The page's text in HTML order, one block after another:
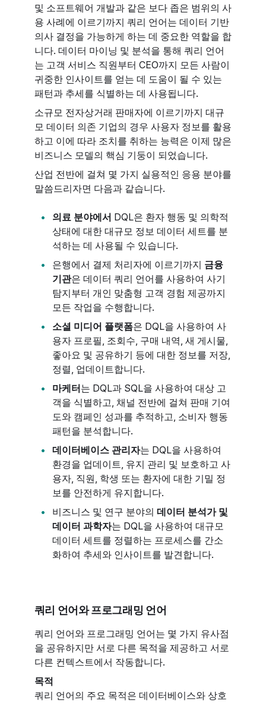
및 소프트웨어 개발과 같은 보다 좁은 범위의 사
용 사례에 이르기까지 쿼리 언어는 데이터 기반
의사 결정을 가능하게 하는 데 중요한 역할을 합
니다. 데이터 마이닝 및 분석을 통해 쿼리 언어
는 고객 서비스 직원부터 CEO까지 모든 사람이
귀중한 인사이트를 얻는 데 도움이 될 수 있는
패턴과 추세를 식별하는 데 사용됩니다.
소규모 전자상거래 판매자에 이르기까지 대규
모 데이터 의존 기업의 경우 사용자 정보를 활용
하고 이에 따라 조치를 취하는 능력은 이제 많은
비즈니스 모델의 핵심 기둥이 되었습니다.
산업 전반에 걸쳐 몇 가지 실용적인 응용 분야를
말씀드리자면 다음과 같습니다.
의료 분야에서 DQL은 환자 행동 및 의학적
상태에 대한 대규모 정보 데이터 세트를 분
석하는 데 사용될 수 있습니다.
은행에서 결제 처리자에 이르기까지 금융
기관은 데이터 쿼리 언어를 사용하여 사기
탐지부터 개인 맞춤형 고객 경험 제공까지
모든 작업을 수행합니다.
소셜 미디어 플랫폼은 DQL을 사용하여 사
용자 프로필, 조회수, 구매 내역, 새 게시물,
좋아요 및 공유하기 등에 대한 정보를 저장,
정렬, 업데이트합니다.
마케터는 DQL과 SQL을 사용하여 대상 고
객을 식별하고, 채널 전반에 걸쳐 판매 기여
도와 캠페인 성과를 추적하고, 소비자 행동
패턴을 분석합니다.
데이터베이스 관리자는 DQL을 사용하여
환경을 업데이트, 유지 관리 및 보호하고 사
용자, 직원, 학생 또는 환자에 대한 기밀 정
보를 안전하게 유지합니다.
비즈니스 및 연구 분야의 데이터 분석가 및
데이터 과학자는 DQL을 사용하여 대규모
데이터 세트를 정렬하는 프로세스를 간소
화하여 추세와 인사이트를 발견합니다.
쿼리 언어와 프로그래밍 언어
쿼리 언어와 프로그래밍 언어는 몇 가지 유사점
을 공유하지만 서로 다른 목적을 제공하고 서로
다른 컨텍스트에서 작동합니다.
목적
쿼리 언어의 주요 목적은 데이터베이스와 상호